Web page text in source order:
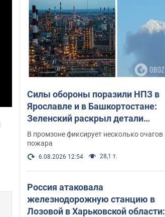
Силы обороны поразили НПЗ в
Ярославле и в Башкортостане:
Зеленский раскрыл детали
операции. Фото и видео
В промзоне фиксирует несколько очагов
пожара
6.08.2026 12:54 28,1 т.
Россия атаковала
железнодорожную станцию в
Лозовой в Харьковской области: